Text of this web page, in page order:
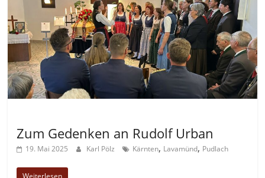
Zum Gedenken an Rudolf Urban
19. Mai 2025 Karl Pölz Kärnten, Lavamünd, Pudlach
Weiterlesen